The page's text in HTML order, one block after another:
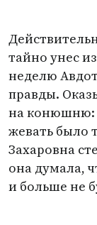
тайно унес
неделю
правды.
на конюшню:
жевать было
Захаровна
она думала,
и больше не